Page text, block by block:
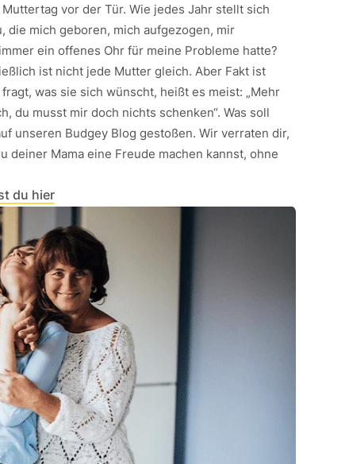
vor der Tür. Wie jedes Jahr stellt sich
die mich geboren, mich aufgezogen, mir
ein offenes Ohr für meine Probleme hatte?
ist nicht jede Mutter gleich. Aber Fakt ist
was sie sich wünscht, heißt es meist: „Mehr
du musst mir doch nichts schenken“. Was soll
unseren Budgey Blog gestoßen. Wir verraten dir,
deiner Mama eine Freude machen kannst, ohne
du hier